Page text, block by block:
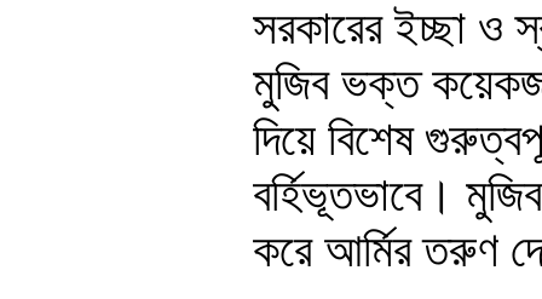
সরকারের ইচ্ছা ও
মুজিব ভক্ত
দিয়ে বিশেষ
বর্হিভূতভাবে।
করে আর্মির তরুণ